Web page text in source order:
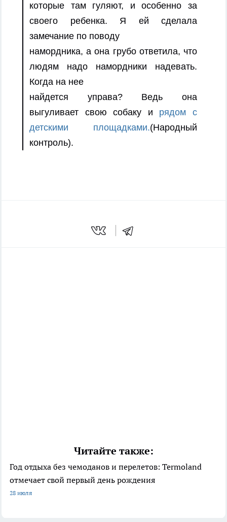
которые там гуляют, и особенно за
своего ребенка. Я ей сделала
замечание по поводу
намордника, а она грубо ответила, что
людям надо намордники надевать.
Когда на нее
найдется управа? Ведь она
выгуливает свою собаку и рядом с
детскими площадками.(Народный
контроль).
Читайте также:
Год отдыха без чемоданов и перелетов: Termoland
отмечает свой первый день рождения
28 июля